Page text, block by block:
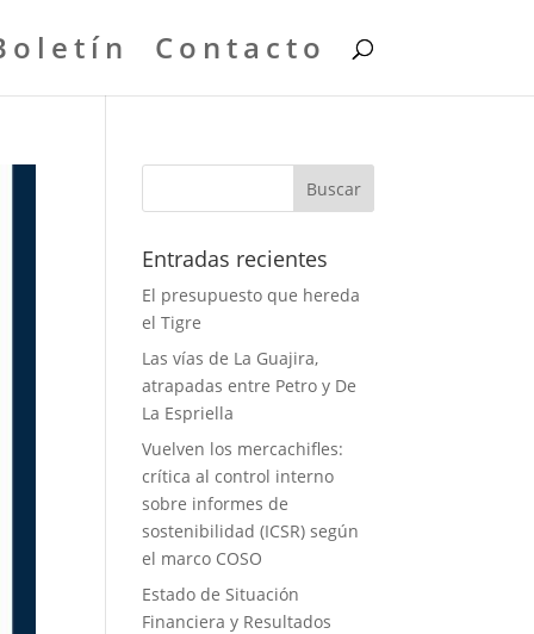
Contacto
Entradas recientes
El presupuesto que hereda
el Tigre
Las vías de La Guajira,
atrapadas entre Petro y De
La Espriella
Vuelven los mercachifles:
crítica al control interno
sobre informes de
sostenibilidad (ICSR) según
el marco COSO
Estado de Situación
Financiera y Resultados